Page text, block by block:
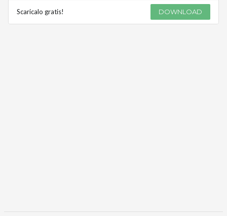
Scaricalo gratis! DOWNLOAD